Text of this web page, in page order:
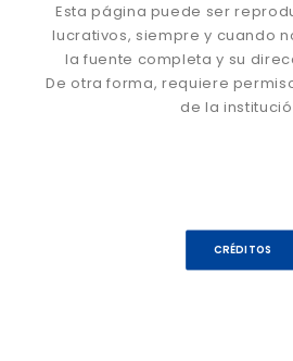
Esta página puede ser
lucrativos, siempre y cuando
la fuente completa y su
De otra forma, requiere
de la
CRÉDITOS